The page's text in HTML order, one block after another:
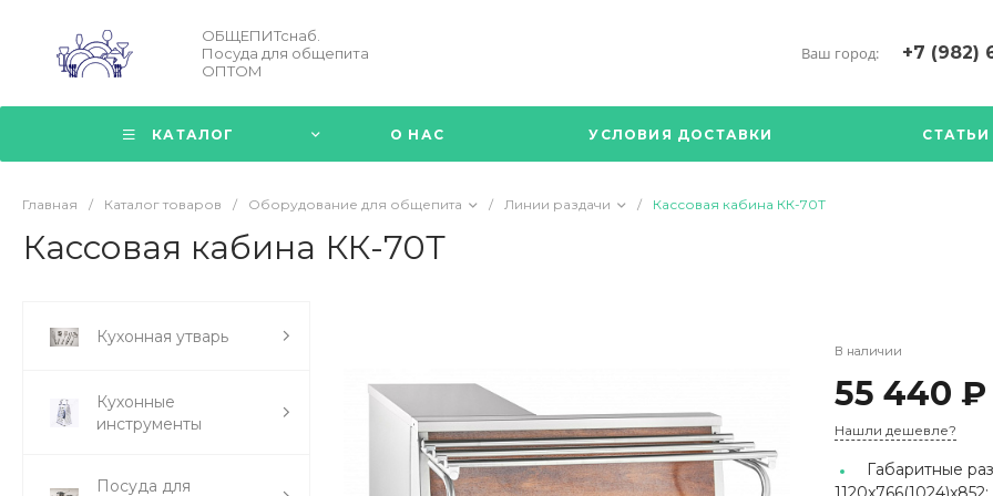
ОБЩЕПИТснаб.
Посуда для общепита
ОПТОМ
Ваш город: +7 (982)
+7 (34376)
г. Богданович,
КАТАЛОГ О НАС УСЛОВИЯ ДОСТАВКИ СТАТЬИ
Главная / Каталог товаров / Оборудование для общепита / Линии раздачи / Кассовая кабина КК-70Т
Кассовая кабина КК-70Т
Кухонная утварь
Кухонные
инструменты
Посуда для
В наличии
55 440 ₽
Нашли дешевле?
Габаритные